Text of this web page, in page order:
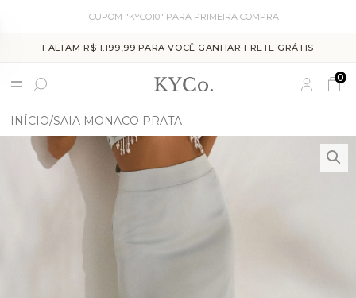
CUPOM "KYCO10" PARA PRIMEIRA COMPRA
FALTAM R$ 1.199,99 PARA VOCÊ GANHAR FRETE GRÁTIS
0
INÍCIO SAIA MONACO PRATA